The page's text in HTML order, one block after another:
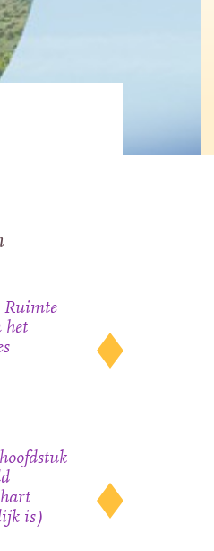
Ruimte
het
is)